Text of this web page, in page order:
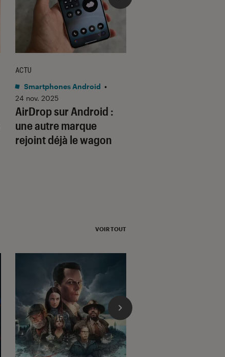
AirDrop sur Android :
une autre marque
rejoint déjà le wagon
ACTU
Smartphones Android •
24 nov. 2025
VOIR TOUT
l'Éclaireur fnac">